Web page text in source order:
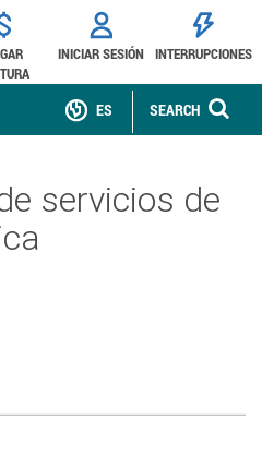
INICIAR SESIÓN INTERRUPCIONES
SEARCH
ES
servicios de